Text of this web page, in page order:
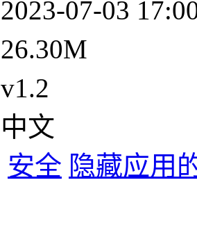
2023-07-03
26.30M
v1.2
中文
安全 隐藏应用